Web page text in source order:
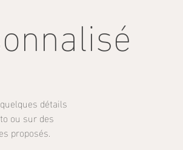
détails
ou sur des
proposés.